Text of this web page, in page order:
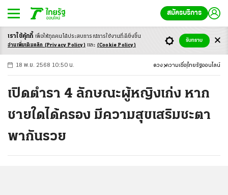
สมัครบริการ
-ก ก ก+
18 พ.ย. 2568 10:50 น. ดวง ความเชื่อ ไทยรัฐออนไลน์
เปิดตำรา 4 ลักษณะผู้หญิงเก่ง หาก
ชายใดได้ครอง มีความสุขเสริมชะตา
พากันรวย
เราใช้คุ้กกี้ เพื่อให้ทุกคนได้ประสบการณ์การใช้งานที่ดียิ่งขึ้น
อ่านเพิ่มเติมคลิก (Privacy Policy) และ (Cookie Policy)
รับทราบ